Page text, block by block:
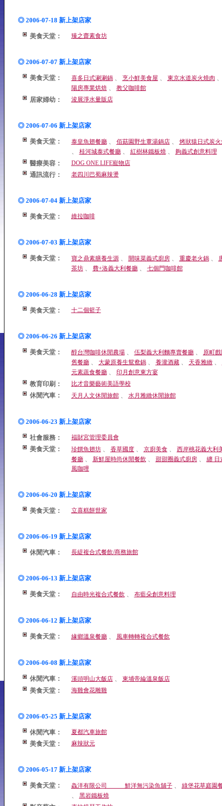
◎ 2006-07-18 新上架店家
美食天堂： 臻之齋素食坊
◎ 2006-07-07 新上架店家
美食天堂： 喜多日式涮涮鍋、 烹小鮮美食屋 、 東京水道炭火燒肉
陽房專業烘焙、 教父咖啡館
居家婦幼： 浚展淨水量販店
◎ 2006-07-06 新上架店家
美食天堂： 泰皇魚翅餐廳、 佰菇園野生蕈湯鍋店、 烤狀猿日式炭
、 桂河城泰式餐廳、 紅樹林鐵板燒、 夠義式創意料理
醫療美容： DOG ONE LIFE寵物店
通訊流行： 老四川巴蜀麻辣燙
◎ 2006-07-04 新上架店家
美食天堂： 維拉咖啡
◎ 2006-07-03 新上架店家
美食天堂： 寶之鼎素膳養生源、 開味菜義式廚房、 重慶老火鍋、
茶坊、 費+洛義大利餐廳、 七個門咖啡館
◎ 2006-06-28 新上架店家
美食天堂： 十二個籃子
◎ 2006-06-26 新上架店家
美食天堂： 醇台灣咖啡休閒農場、 伍梨義大利麵專賣餐廳、
原町
舊餐廳、 大蒙原養生鴛鴦鍋、 養瀧酒藏、 天香雅緻、
元素蔬食餐廳、 印月創意東方宴
教育印刷： 比才音樂藝術美語學校
休閒汽車： 天月人文休閒旅館、 水月雅緻休閒旅館
◎ 2006-06-23 新上架店家
社會服務： 福財宮管理委員會
美食天堂： 珍饌魚翅坊、 香草國度、 京廚美食、 西岸桃花義大利
餐廳、 新鮮屋時尚休閒餐飲 、 甜甜圈義式廚房、 纏 日
風咖哩
◎ 2006-06-20 新上架店家
美食天堂： 立喜糕餅世家
◎ 2006-06-19 新上架店家
休閒汽車： 長緹複合式餐飲/商務旅館
◎ 2006-06-13 新上架店家
美食天堂： 自由時光複合式餐飲 、 布藍朵創意料理
◎ 2006-06-12 新上架店家
美食天堂： 緣鄉溫泉餐廳、 風車轉轉複合式餐飲
◎ 2006-06-08 新上架店家
休閒汽車： 溪頭明山大飯店、 東埔帝綸溫泉飯店
美食天堂： 海雞會花雕雞
◎ 2006-05-25 新上架店家
休閒汽車： 夏都汽車旅館
美食天堂： 麻辣狀元
◎ 2006-05-17 新上架店家
美食天堂： 鱻洋有限公司 鮮洋無污染魚舖子、 綠堡花草庭園
、 黑岩鐵板燒